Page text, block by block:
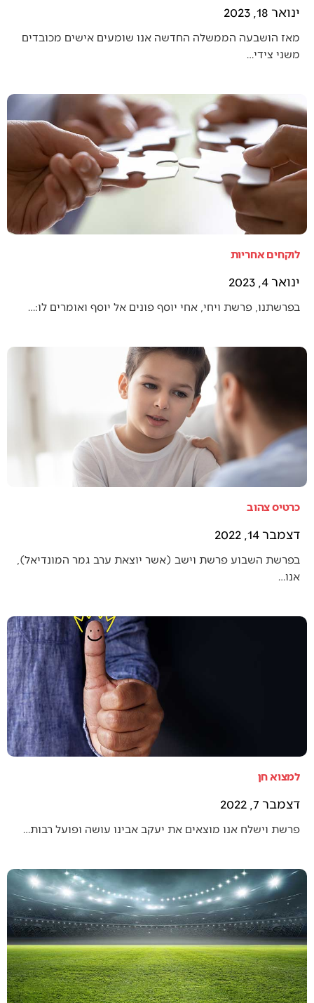
ינואר 18, 2023
מאז הושבעה הממשלה החדשה אנו שומעים אישים מכובדים
משני צידי…
לוקחים אחריות
ינואר 4, 2023
בפרשתנו, פרשת ויחי, אחי יוסף פונים אל יוסף ואומרים לו:…
כרטיס צהוב
דצמבר 14, 2022
בפרשת השבוע פרשת וישב (אשר יוצאת ערב גמר המונדיאל),
אנו…
למצוא חן
דצמבר 7, 2022
פרשת וישלח אנו מוצאים את יעקב אבינו עושה ופועל רבות…